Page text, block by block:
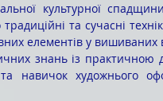
культурної
та сучасні
елементів у вишиваних
навичок художнього